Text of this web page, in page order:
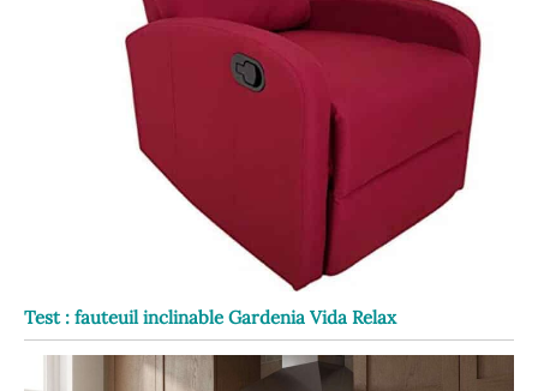
Test : fauteuil inclinable Gardenia Vida Relax